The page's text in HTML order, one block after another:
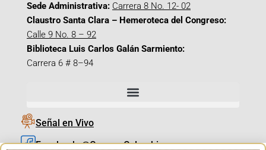
Sede Administrativa: Carrera 8 No. 12- 02
Claustro Santa Clara – Hemeroteca del Congreso:
Calle 9 No. 8 – 92
Biblioteca Luis Carlos Galán Sarmiento:
Carrera 6 # 8–94
Señal en Vivo
Facebook_@CamaraColombia